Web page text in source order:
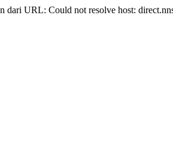
dari URL: Could not resolve host: